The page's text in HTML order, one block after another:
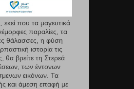
που τα µαγευτικά
παραλίες, τα
θάλασσες, η φύση
ιστορία τις
θα βρείτε τη Στερεά
των έντονων
εικόνων. Τα
και άμεση επαφή µε